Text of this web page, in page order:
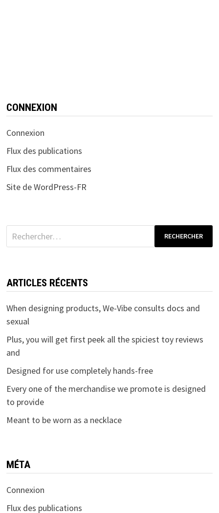
CONNEXION
Connexion
Flux des publications
Flux des commentaires
Site de WordPress-FR
Rechercher :
ARTICLES RÉCENTS
When designing products, We-Vibe consults docs and
sexual
Plus, you will get first peek all the spiciest toy reviews
and
Designed for use completely hands-free
Every one of the merchandise we promote is designed
to provide
Meant to be worn as a necklace
MÉTA
Connexion
Flux des publications